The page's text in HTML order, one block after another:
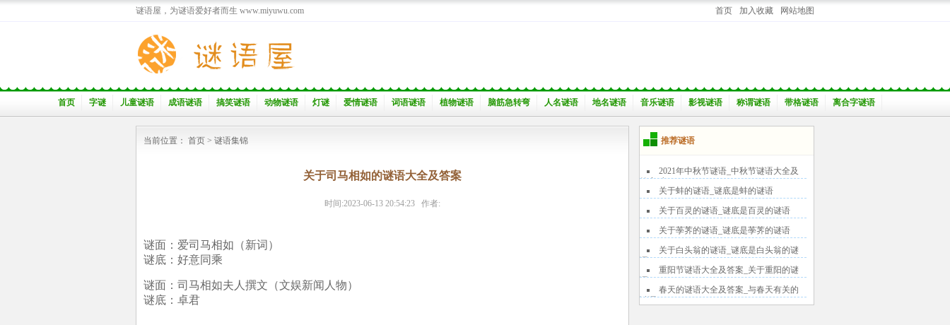
谜语屋，为谜语爱好者而生 www.miyuwu.com 首页 加入收藏 网站地图
首页 字谜 儿童谜语 成语谜语 搞笑谜语 动物谜语 灯谜 爱情谜语 词语谜语 植物谜语 脑筋急转弯 人名谜语 地名谜语 音乐谜语 影视谜语 称谓谜语 带格谜语 离合字谜语
当前位置： 首页 > 谜语集锦
关于司马相如的谜语大全及答案
时间:2023-06-13 20:54:23 作者:
谜面：爱司马相如（新词）
谜底：好意同乘
谜面：司马相如夫人撰文（文娱新闻人物）
谜底：卓君
推荐谜语
2021年中秋节谜语_中秋节谜语大全及
答案_与
关于蚌的谜语_谜底是蚌的谜语
关于百灵的谜语_谜底是百灵的谜语
关于荸荠的谜语_谜底是荸荠的谜语
关于白头翁的谜语_谜底是白头翁的谜
语
重阳节谜语大全及答案_关于重阳的谜
语
春天的谜语大全及答案_与春天有关的
谜语